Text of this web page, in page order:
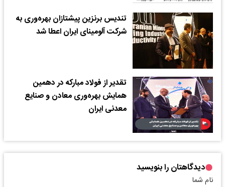
تندیس برنزین پیشتازان بهره‌وری به
شرکت آلومینای ایران‌ اعطا شد
تقدیر از فولاد مبارکه در دهمین
همایش بهره‌وری معادن و صنایع
معدنی ایران
دیدگاهتان را بنویسید
نام شما